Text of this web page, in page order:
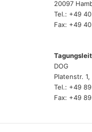
20097
Tel.: +49
Fax: +49
DOG
Platenstr.
Tel.: +49
Fax: +49